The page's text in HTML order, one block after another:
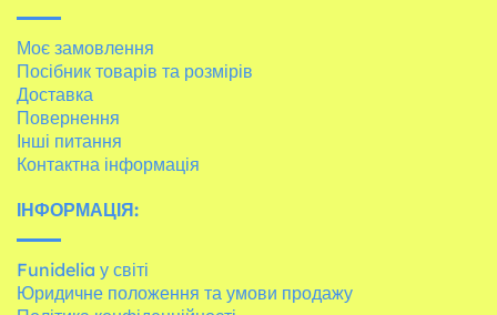
Моє замовлення
Посібник товарів та розмірів
Доставка
Повернення
Інші питання
Контактна інформація
ІНФОРМАЦІЯ:
Funidelia у світі
Юридичне положення та умови продажу